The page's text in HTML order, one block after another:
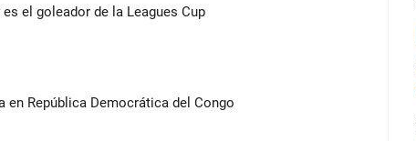
el goleador de la Leagues Cup
República Democrática del Congo